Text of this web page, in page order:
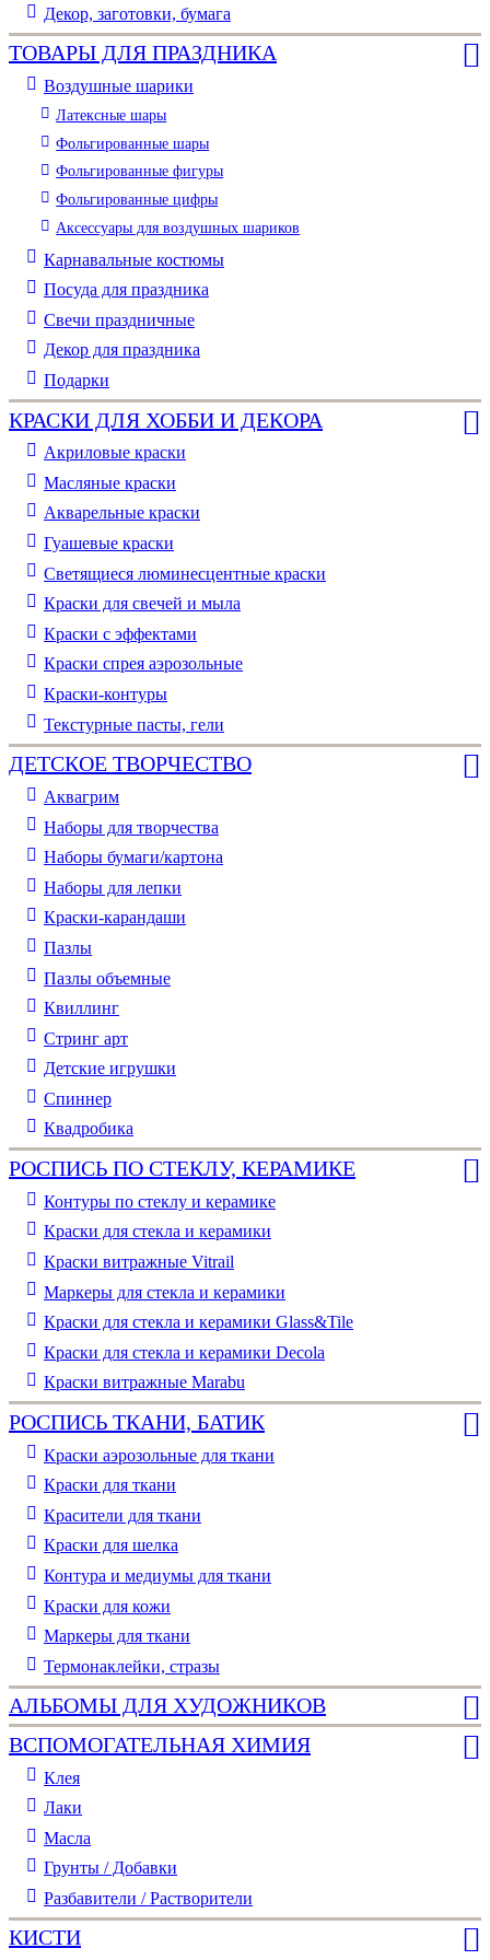
Декор, заготовки, бумага
ТОВАРЫ ДЛЯ ПРАЗДНИКА
Воздушные шарики
Латексные шары
Фольгированные шары
Фольгированные фигуры
Фольгированные цифры
Аксессуары для воздушных шариков
Карнавальные костюмы
Посуда для праздника
Свечи праздничные
Декор для праздника
Подарки
КРАСКИ ДЛЯ ХОББИ И ДЕКОРА
Акриловые краски
Масляные краски
Акварельные краски
Гуашевые краски
Светящиеся люминесцентные краски
Краски для свечей и мыла
Краски с эффектами
Краски спрея аэрозольные
Краски-контуры
Текстурные пасты, гели
ДЕТСКОЕ ТВОРЧЕСТВО
Аквагрим
Наборы для творчества
Наборы бумаги/картона
Наборы для лепки
Краски-карандаши
Пазлы
Пазлы объемные
Квиллинг
Стринг арт
Детские игрушки
Спиннер
Квадробика
РОСПИСЬ ПО СТЕКЛУ, КЕРАМИКЕ
Контуры по стеклу и керамике
Краски для стекла и керамики
Краски витражные Vitrail
Маркеры для стекла и керамики
Краски для стекла и керамики Glass&Tile
Краски для стекла и керамики Decola
Краски витражные Marabu
РОСПИСЬ ТКАНИ, БАТИК
Краски аэрозольные для ткани
Краски для ткани
Красители для ткани
Краски для шелка
Контура и медиумы для ткани
Краски для кожи
Маркеры для ткани
Термонаклейки, стразы
АЛЬБОМЫ ДЛЯ ХУДОЖНИКОВ
ВСПОМОГАТЕЛЬНАЯ ХИМИЯ
Клея
Лаки
Масла
Грунты / Добавки
Разбавители / Растворители
КИСТИ